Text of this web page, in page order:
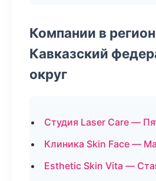
Компании в
Кавказский
округ
Студия Laser Care —
Клиника Skin Face —
Esthetic Skin Vita —